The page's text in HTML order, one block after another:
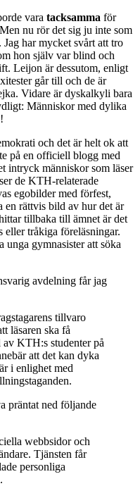
vara tacksamma för
nu rör det sig ju inte som
har mycket svårt att tro
hon själv var blind och
Leijon är dessutom, enligt
går till och de är
Vidare är dyskalkyli bara
Människor med dylika
och det är helt ok att
på en officiell blogg med
intryck människor som läser
de KTH-relaterade
egobilder med förfest,
en rättvis bild av hur det är
tillbaka till ämnet är det
tråkiga föreläsningar.
gymnasister att söka
avdelning får jag
tillvaro
läsaren ska få
KTH:s studenter på
att det kan dyka
i enlighet med
präntat ned följande
webbsidor och
Tjänsten får
personliga